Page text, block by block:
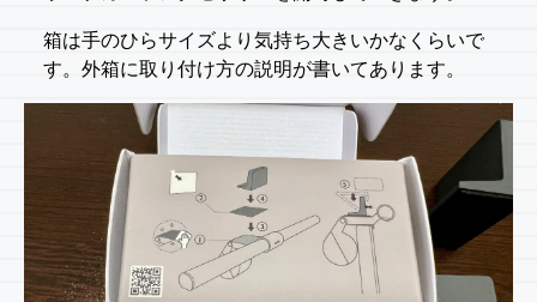
箱は手のひらサイズより気持ち大きいかなくらいで
す。外箱に取り付け方の説明が書いてあります。